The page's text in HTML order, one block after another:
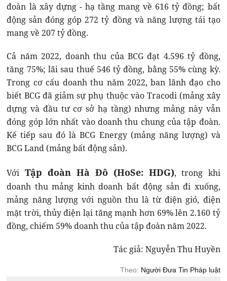
đoàn là xây dựng - hạ tầng mang về 616 tỷ đồng; bất
động sản đóng góp 272 tỷ đồng và năng lượng tái tạo
mang về 207 tỷ đồng.
Cả năm 2022, doanh thu của BCG đạt 4.596 tỷ đồng,
tăng 75%; lãi sau thuế 546 tỷ đồng, bằng 55% cùng kỳ.
Trong cơ cấu doanh thu năm 2022, ban lãnh đạo cho
biết BCG đã giảm sự phụ thuộc vào Tracodi (mảng xây
dựng và đầu tư cơ sở hạ tầng) nhưng mảng này vẫn
đóng góp lớn nhất vào doanh thu chung của tập đoàn.
Kế tiếp sau đó là BCG Energy (mảng năng lượng) và
BCG Land (mảng bất động sản).
Với Tập đoàn Hà Đô (HoSe: HDG), trong khi
doanh thu mảng kinh doanh bất động sản đi xuống,
mảng năng lượng với nguồn thu là từ điện gió, điện
mặt trời, thủy điện lại tăng mạnh hơn 69% lên 2.160 tỷ
đồng, chiếm 59% doanh thu của tập đoàn năm 2022.
Tác giả: Nguyễn Thu Huyền
Theo: Người Đưa Tin Pháp luật